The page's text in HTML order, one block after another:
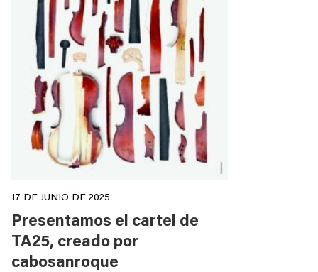
17 DE JUNIO DE 2025
Presentamos el cartel de
TA25, creado por
cabosanroque